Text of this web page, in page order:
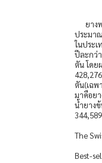
ยางพ
ประมา
ในประ
ปีละกว่
ตัน โดย
ตัน(เฉพ
มาคือย
น้ำยาง
The
Best-